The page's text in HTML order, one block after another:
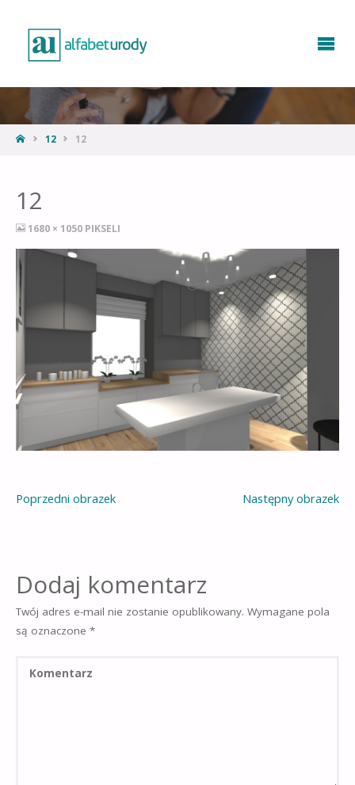
12 12
12
1680 × 1050 PIKSELI
Poprzedni obrazek Następny obrazek
Dodaj komentarz
Twój adres e-mail nie zostanie opublikowany. Wymagane pola
są oznaczone*